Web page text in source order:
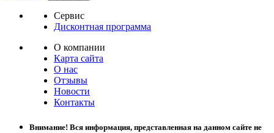
Сервис
Дисконтная программа
О компании
Карта сайта
О нас
Отзывы
Новости
Контакты
Внимание! Вся информация, представленная на данном сайте не